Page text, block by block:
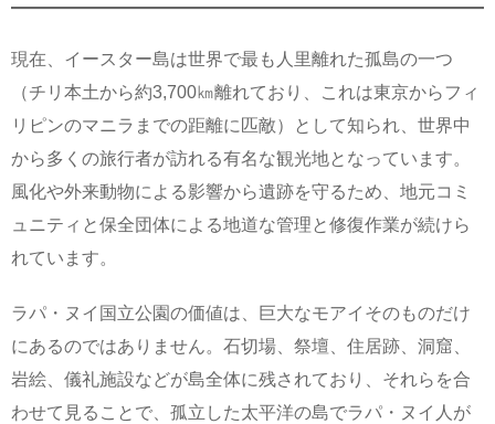
現在、イースター島は世界で最も人里離れた孤島の一つ
（チリ本土から約3,700㎞離れており、これは東京からフィ
リピンのマニラまでの距離に匹敵）として知られ、世界中
から多くの旅行者が訪れる有名な観光地となっています。
風化や外来動物による影響から遺跡を守るため、地元コミ
ュニティと保全団体による地道な管理と修復作業が続けら
れています。
ラパ・ヌイ国立公園の価値は、巨大なモアイそのものだけ
にあるのではありません。石切場、祭壇、住居跡、洞窟、
岩絵、儀礼施設などが島全体に残されており、それらを合
わせて見ることで、孤立した太平洋の島でラパ・ヌイ人が